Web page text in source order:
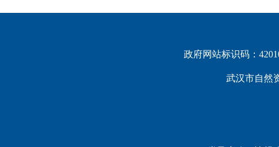
政府网站标识码：
武汉市自然